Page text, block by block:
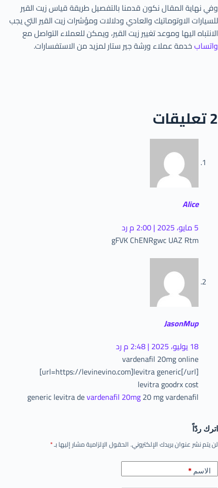
وفي نهاية المقال نكون قدمنا بالتفصيل طريقة قياس زيت القير
للسيارات الاوتوماتيك والعادي ودلالات ومؤشرات زيت القير التي يجب
الانتباه اليها وموعد تغيير زيت القير، ويمكن للعملاء التواصل مع
واتسابخدمة عملاء ورشة جير ستار لمزيد من الاستفسارات.
2 تعليقات
Alice
5 مايو، 2025 | 2:00 م
رد
gFVK ChENRgwc UAZ Rtm
JasonMup
18 يوليو، 2025 | 2:48 م
رد
vardenafil 20mg online
[url=https://levinevino.com]levitra generic[/url]
levitra goodrx cost
generic levitra devardenafil 20mg20 mg vardenafil
اترك ردّاً
لن يتم نشر عنوان بريدك الإلكتروني.الحقول الإلزامية مشار إليها بـ*
الاسم *